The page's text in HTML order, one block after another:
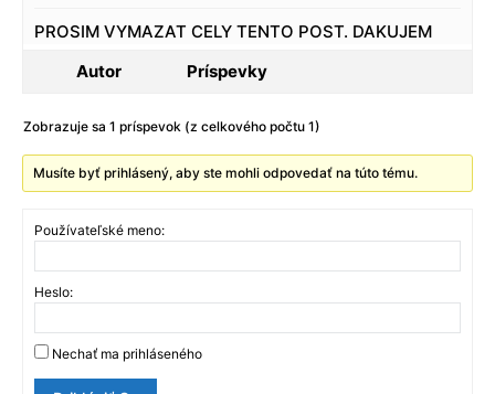
PROSIM VYMAZAT CELY TENTO POST. DAKUJEM
Autor
Príspevky
Zobrazuje sa 1 príspevok (z celkového počtu 1)
Musíte byť prihlásený, aby ste mohli odpovedať na túto tému.
Používateľské meno:
Heslo:
Nechať ma prihláseného